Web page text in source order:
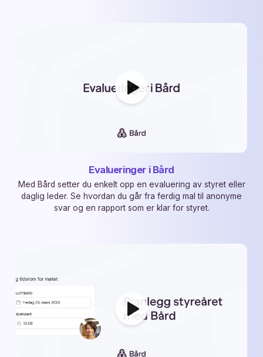
Evalueringer i Bård
Med Bård setter du enkelt opp en evaluering av styret eller
daglig leder. Se hvordan du går fra ferdig mal til anonyme
svar og en rapport som er klar for styret.